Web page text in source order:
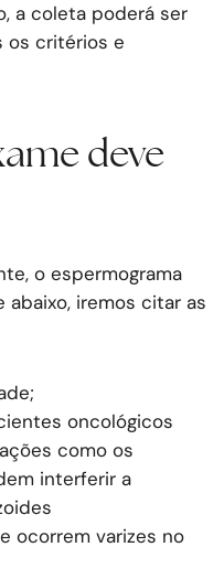
a coleta poderá ser
os critérios e
deve
o espermograma
abaixo, iremos citar as
oncológicos
como os
interferir a
ocorrem varizes no